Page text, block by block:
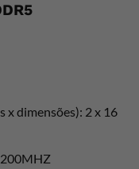
x dimensões): 2 x 16